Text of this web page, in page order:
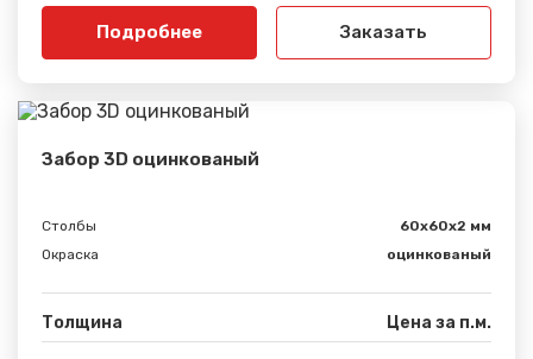
Подробнее Заказать
Забор 3D оцинкованый
Столбы
60х60х2 мм
Окраска
оцинкованый
Толщина Цена за п.м.